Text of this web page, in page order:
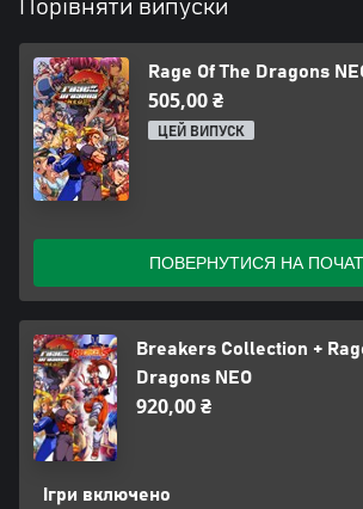
Порівняти випуски
Rage Of The Dragons
505,00 ₴
ЦЕЙ ВИПУСК
ПОВЕРНУТИСЯ НА
Breakers Collection +
Dragons NEO
920,00 ₴
Ігри включено